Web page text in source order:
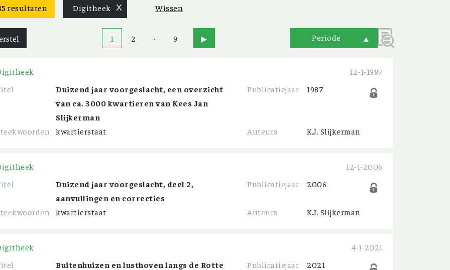
resultaten Digitheek X Wissen
1 2 … 9 ▶ Periode ▲
12-1-1987
Duizend jaar voorgeslacht, een overzicht
van ca. 3000 kwartieren van Kees Jan
Slijkerman
Publicatiejaar 1987
kwartierstaat Auteurs K.J. Slijkerman
12-1-2006
Duizend jaar voorgeslacht, deel 2,
aanvullingen en correcties
Publicatiejaar 2006
kwartierstaat Auteurs K.J. Slijkerman
4-1-2021
Buitenhuizen en lusthoven langs de Rotte
Publicatiejaar 2021